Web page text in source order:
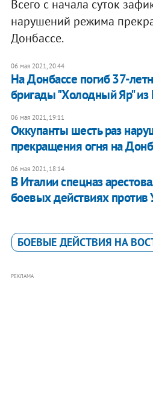
Всего с начала суток
нарушений режима
Донбассе.
06 мая 2021, 20:44
На Донбассе погиб 37-
бригады "Холодный Яр" из
06 мая 2021, 19:11
Оккупанты шесть раз
прекращения огня на
06 мая 2021, 18:14
В Италии спецназ
боевых действиях против
БОЕВЫЕ ДЕЙСТВИЯ НА
РЕКЛАМА